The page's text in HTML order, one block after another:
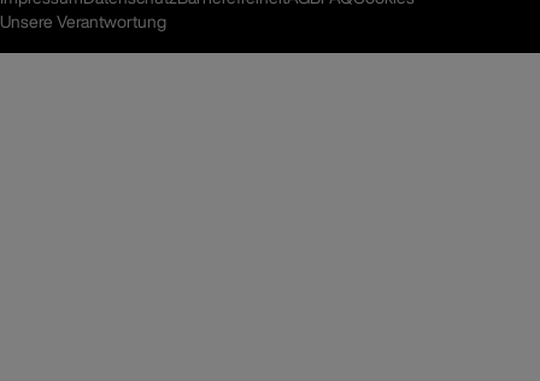
Unsere Verantwortung